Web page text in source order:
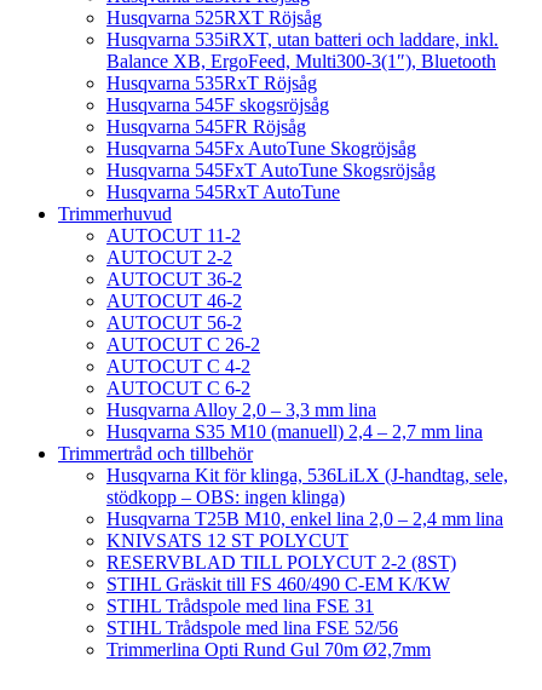
Husqvarna 525RXT Röjsåg
Husqvarna 535iRXT, utan batteri och laddare, inkl.
Balance XB, ErgoFeed, Multi300-3(1″), Bluetooth
Husqvarna 535RxT Röjsåg
Husqvarna 545F skogsröjsåg
Husqvarna 545FR Röjsåg
Husqvarna 545Fx AutoTune Skogröjsåg
Husqvarna 545FxT AutoTune Skogsröjsåg
Husqvarna 545RxT AutoTune
Trimmerhuvud
AUTOCUT 11-2
AUTOCUT 2-2
AUTOCUT 36-2
AUTOCUT 46-2
AUTOCUT 56-2
AUTOCUT C 26-2
AUTOCUT C 4-2
AUTOCUT C 6-2
Husqvarna Alloy 2,0 – 3,3 mm lina
Husqvarna S35 M10 (manuell) 2,4 – 2,7 mm lina
Trimmertråd och tillbehör
Husqvarna Kit för klinga, 536LiLX (J-handtag, sele,
stödkopp – OBS: ingen klinga)
Husqvarna T25B M10, enkel lina 2,0 – 2,4 mm lina
KNIVSATS 12 ST POLYCUT
RESERVBLAD TILL POLYCUT 2-2 (8ST)
STIHL Gräskit till FS 460/490 C-EM K/KW
STIHL Trådspole med lina FSE 31
STIHL Trådspole med lina FSE 52/56
Trimmerlina Opti Rund Gul 70m Ø2,7mm